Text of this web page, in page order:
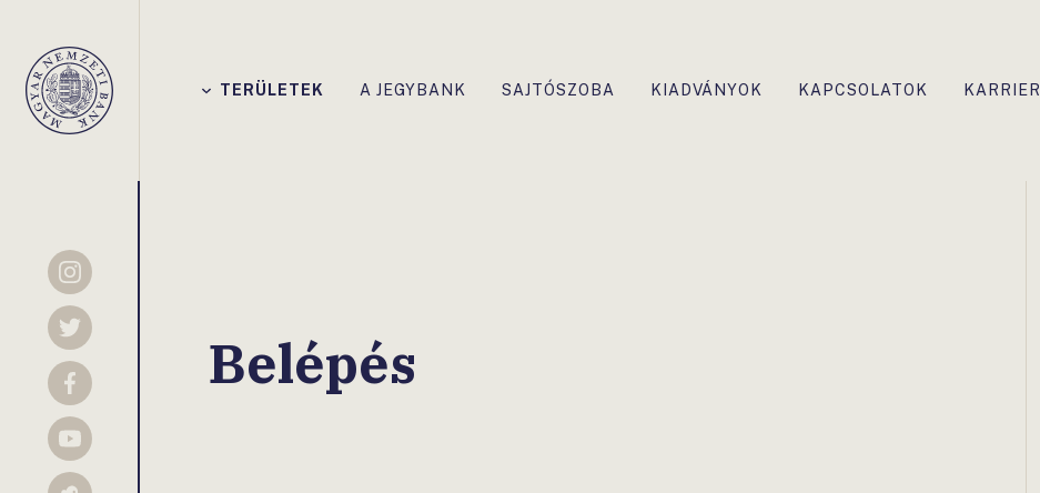
Magyar
Nemzeti
TERÜLETEK A JEGYBANK SAJTÓSZOBA KIADVÁNYOK KAPCSOLATOK KARRIER
Instagram
Twitter
Facebook
YouTube
Belépés